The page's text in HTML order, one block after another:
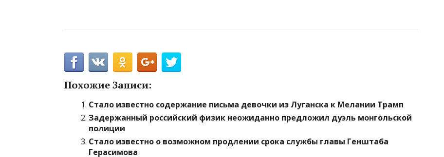
Похожие Записи:
Стало известно содержание письма девочки из Луганска к Мелании Трамп
Задержанный российский физик неожиданно предложил дуэль монгольской
полиции
Стало известно о возможном продлении срока службы главы Генштаба
Герасимова